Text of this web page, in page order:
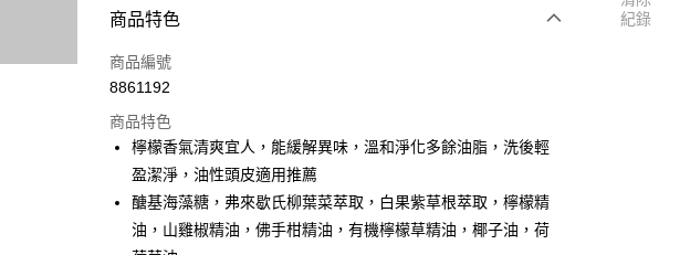
付款方式
信用卡一次付款
LINE Pay
Apple Pay
街口支付
商品特色
商品編號
8861192
商品特色
檸檬香氣清爽宜人，能緩解異味，溫和淨化多餘油脂，洗後輕
盈潔淨，油性頭皮適用推薦
醣基海藻糖，弗來歇氏柳葉菜萃取，白果紫草根萃取，檸檬精
油，山雞椒精油，佛手柑精油，有機檸檬草精油，椰子油，荷
紀錄